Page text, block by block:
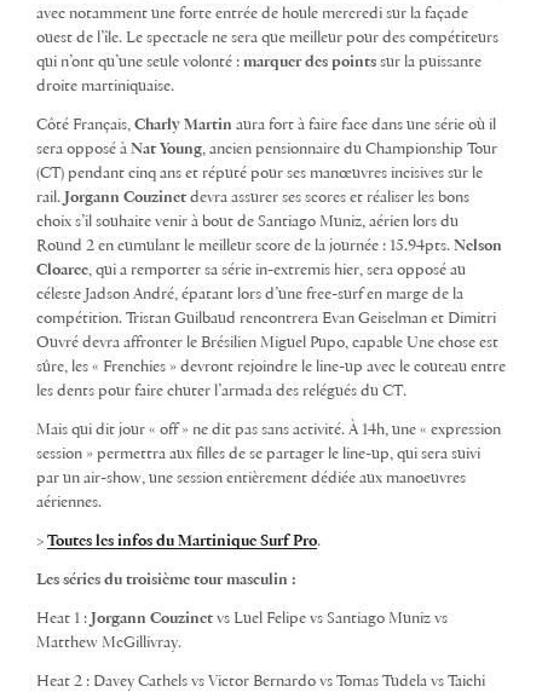
avec notamment une forte entrée de houle mercredi sur la façade
ouest de l’île. Le spectacle ne sera que meilleur pour des compétiteurs
qui n’ont qu’une seule volonté : marquer des points sur la puissante
droite martiniquaise.
Côté Français, Charly Martin aura fort à faire face dans une série où il
sera opposé à Nat Young, ancien pensionnaire du Championship Tour
(CT) pendant cinq ans et réputé pour ses manœuvres incisives sur le
rail. Jorgann Couzinet devra assurer ses scores et réaliser les bons
choix s’il souhaite venir à bout de Santiago Muniz, aérien lors du
Round 2 en cumulant le meilleur score de la journée : 15.94pts. Nelson
Cloarec, qui a remporter sa série in-extremis hier, sera opposé au
céleste Jadson André, épatant lors d’une free-surf en marge de la
compétition. Tristan Guilbaud rencontrera Evan Geiselman et Dimitri
Ouvré devra affronter le Brésilien Miguel Pupo, capable Une chose est
sûre, les « Frenchies » devront rejoindre le line-up avec le couteau entre
les dents pour faire chuter l’armada des relégués du CT.
Mais qui dit jour « off » ne dit pas sans activité. À 14h, une « expression
session » permettra aux filles de se partager le line-up, qui sera suivi
par un air-show, une session entièrement dédiée aux manoeuvres
aériennes.
> Toutes les infos du Martinique Surf Pro.
Les séries du troisième tour masculin :
Heat 1 : Jorgann Couzinet vs Luel Felipe vs Santiago Muniz vs
Matthew McGillivray.
Heat 2 : Davey Cathels vs Victor Bernardo vs Tomas Tudela vs Taichi